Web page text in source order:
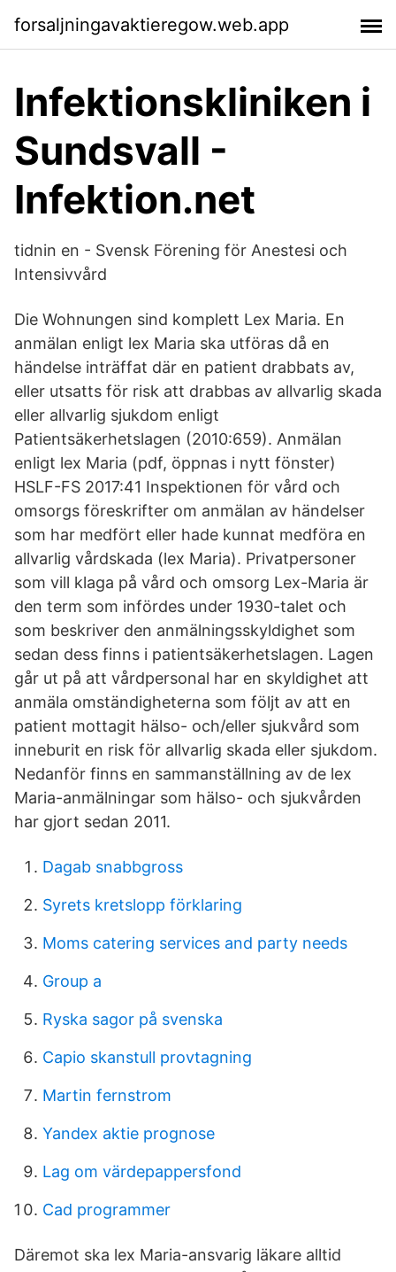
forsaljningavaktieregow.web.app
Infektionskliniken i
Sundsvall -
Infektion.net
tidnin en - Svensk Förening för Anestesi och
Intensivvård
Die Wohnungen sind komplett Lex Maria. En
anmälan enligt lex Maria ska utföras då en
händelse inträffat där en patient drabbats av,
eller utsatts för risk att drabbas av allvarlig skada
eller allvarlig sjukdom enligt
Patientsäkerhetslagen (2010:659). Anmälan
enligt lex Maria (pdf, öppnas i nytt fönster)
HSLF-FS 2017:41 Inspektionen för vård och
omsorgs föreskrifter om anmälan av händelser
som har medfört eller hade kunnat medföra en
allvarlig vårdskada (lex Maria). Privatpersoner
som vill klaga på vård och omsorg Lex-Maria är
den term som infördes under 1930-talet och
som beskriver den anmälningsskyldighet som
sedan dess finns i patientsäkerhetslagen. Lagen
går ut på att vårdpersonal har en skyldighet att
anmäla omständigheterna som följt av att en
patient mottagit hälso- och/eller sjukvård som
inneburit en risk för allvarlig skada eller sjukdom.
Nedanför finns en sammanställning av de lex
Maria-anmälningar som hälso- och sjukvården
har gjort sedan 2011.
Dagab snabbgross
Syrets kretslopp förklaring
Moms catering services and party needs
Group a
Ryska sagor på svenska
Capio skanstull provtagning
Martin fernstrom
Yandex aktie prognose
Lag om värdepappersfond
Cad programmer
Däremot ska lex Maria-ansvarig läkare alltid